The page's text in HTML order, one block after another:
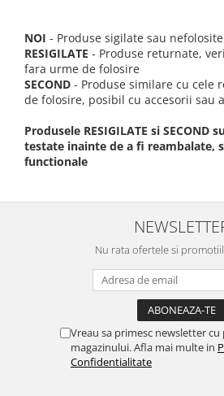
NOI - Produse sigilate sau nefolosite
RESIGILATE - Produse returnate,
fara urme de folosire
SECOND - Produse similare cu cele
de folosire, posibil cu accesorii sau
Produsele RESIGILATE si
testate inainte de a fi reambalate,
functionale
Nu rata ofertele si
Vreau sa primesc newsletter
magazinului. Afla mai multe in
Confidentialitate